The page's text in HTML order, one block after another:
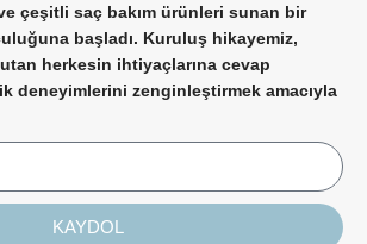
çeşitli saç bakım ürünleri sunan bir
başladı. Kuruluş hikayemiz,
herkesin ihtiyaçlarına cevap
deneyimlerini zenginleştirmek amacıyla
KAYDOL